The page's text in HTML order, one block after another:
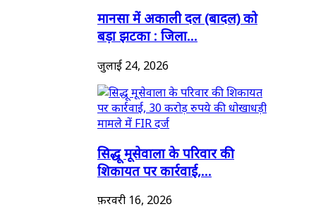
मानसा में अकाली दल (बादल) को
बड़ा झटका : जिला...
जुलाई 24, 2026
सिद्धू मूसेवाला के परिवार की
शिकायत पर कार्रवाई,...
फ़रवरी 16, 2026